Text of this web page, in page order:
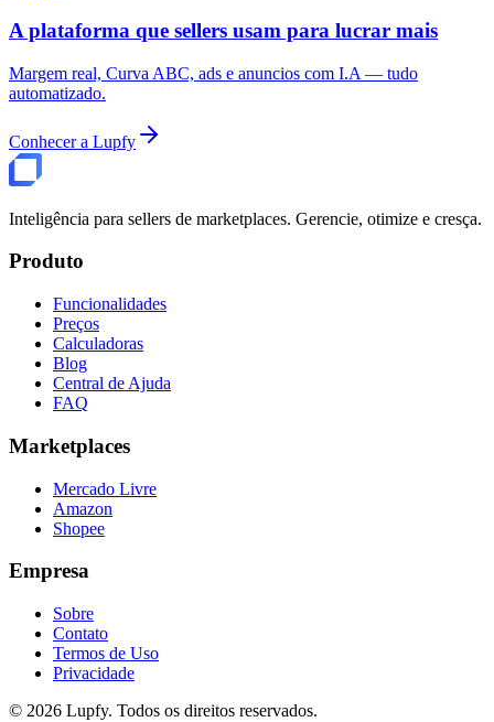
A plataforma que sellers usam para lucrar mais
Margem real, Curva ABC, ads e anuncios com I.A — tudo
automatizado.
Conhecer a Lupfy
Inteligência para sellers de marketplaces. Gerencie, otimize e cresça.
Produto
Funcionalidades
Preços
Calculadoras
Blog
Central de Ajuda
FAQ
Marketplaces
Mercado Livre
Amazon
Shopee
Empresa
Sobre
Contato
Termos de Uso
Privacidade
© 2026 Lupfy. Todos os direitos reservados.